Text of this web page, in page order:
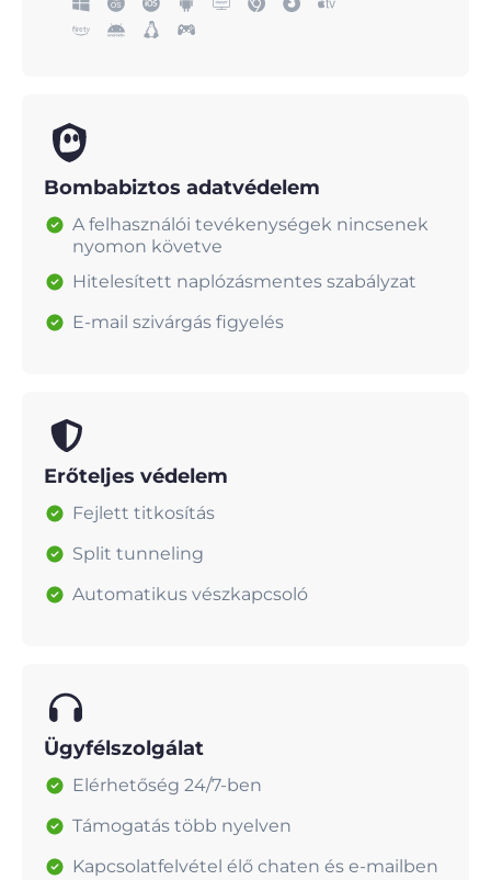
Bombabiztos adatvédelem
A felhasználói tevékenységek nincsenek
nyomon követve
Hitelesített naplózásmentes szabályzat
E-mail szivárgás figyelés
Erőteljes védelem
Fejlett titkosítás
Split tunneling
Automatikus vészkapcsoló
Ügyfélszolgálat
Elérhetőség 24/7-ben
Támogatás több nyelven
Kapcsolatfelvétel élő chaten és e-mailben